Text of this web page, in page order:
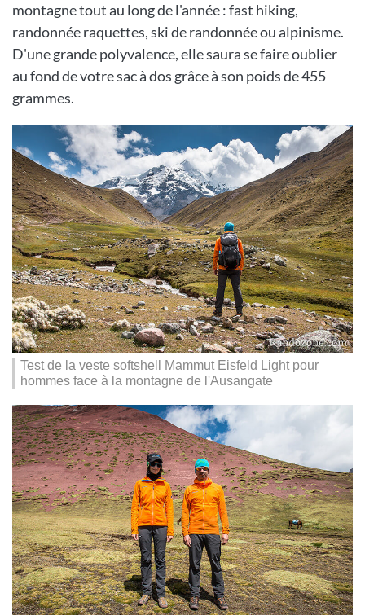
montagne tout au long de l'année : fast hiking,
randonnée raquettes, ski de randonnée ou alpinisme.
D'une grande polyvalence, elle saura se faire oublier
au fond de votre sac à dos grâce à son poids de 455
grammes.
Test de la veste softshell Mammut Eisfeld Light pour
hommes face à la montagne de l'Ausangate